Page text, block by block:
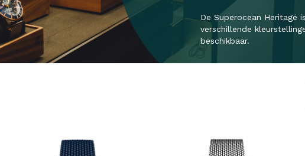
De Superocean Heritage
verschillende
beschikbaar.